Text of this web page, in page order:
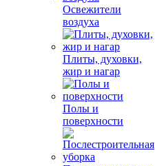
Освежители
воздуха
Плиты, духовки,
жир и нагар
Полы и
поверхности